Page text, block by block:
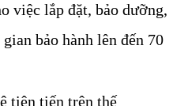
việc lắp đặt, bảo dưỡng,
bảo hành lên đến 70
tiên tiến trên thế